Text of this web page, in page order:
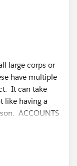
large corps or
have multiple
It can take
like having a
ACCOUNTS
on the
FIELDS to